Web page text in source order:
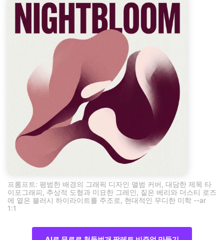
프롬프트: 평범한 배경의 그래픽 디자인 앨범 커버, 대담한 제목 타
이포그래피, 추상적 도형과 미묘한 그레인, 짙은 베리와 더스티 로즈
에 옅은 블러시 하이라이트를 주조로, 현대적인 무디한 미학 --ar
1:1